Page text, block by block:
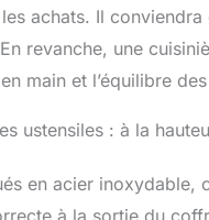
achats. Il
revanche, une
main et l’équilibre
ustensiles : à la
en acier
à la sortie du